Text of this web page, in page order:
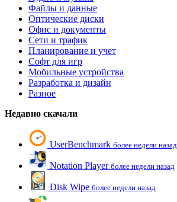
Файлы и данные
Оптические диски
Офис и документы
Сети и трафик
Планирование и учет
Софт для игр
Мобильные устройства
Разработка и дизайн
Разное
Недавно скачали
UserBenchmark более недели назад
Notation Player более недели назад
Disk Wipe более недели назад